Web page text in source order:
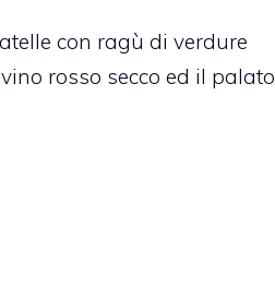
con ragù di verdure
rosso secco ed il palato